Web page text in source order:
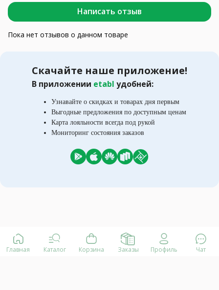
Написать отзыв
Пока нет отзывов о данном товаре
Скачайте наше приложение!
В приложении etabl удобней:
Узнавайте о скидках и товарах дня первым
Выгодные предложения по доступным ценам
Карта лояльности всегда под рукой
Мониторинг состояния заказов
Главная Каталог Корзина Заказы Профиль Чат